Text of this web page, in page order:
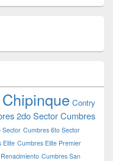
Chipinque Contry
2do SectorCumbres
Sector Cumbres 6to Sector
Elite Cumbres Elite Premier
Cumbres San